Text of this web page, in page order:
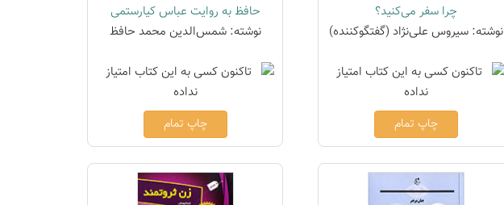
چرا سفر می‌کنید؟
نوشته: سیروس علی‌نژاد (گفتگوکننده)
چاپ تمام
حافظ به روایت عباس کیارستمی
نوشته: شمس‌الدین محمد حافظ
چاپ تمام